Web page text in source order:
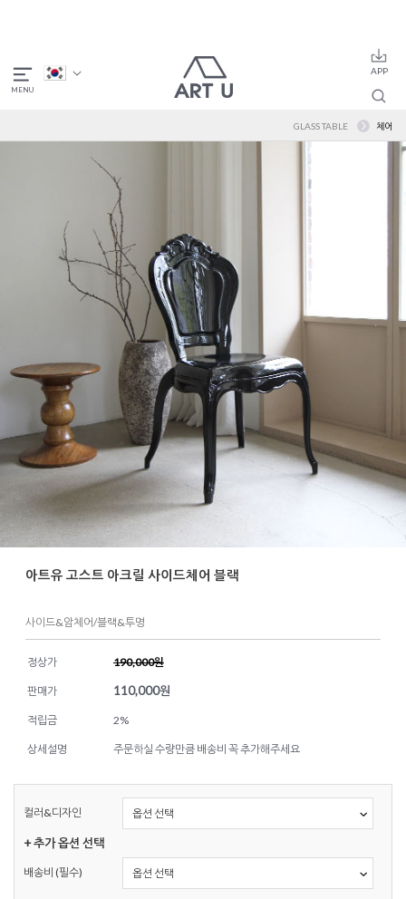
GLASS TABLE 체어
아트유 고스트 아크릴 사이드체어 블랙
사이드&암체어/블랙&투명
정상가 190,000원
판매가 110,000원
적립금 2%
상세설명 주문하실 수량만큼 배송비 꼭 추가해주세요
컬러&디자인
+ 추가 옵션 선택
배송비 (필수)